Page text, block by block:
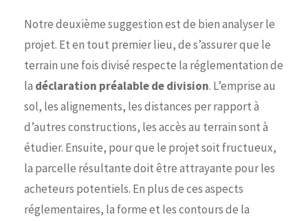
Notre deuxième suggestion est de bien analyser le
projet. Et en tout premier lieu, de s’assurer que le
terrain une fois divisé respecte la réglementation de
la déclaration préalable de division. L’emprise au
sol, les alignements, les distances per rapport à
d’autres constructions, les accès au terrain sont à
étudier. Ensuite, pour que le projet soit fructueux,
la parcelle résultante doit être attrayante pour les
acheteurs potentiels. En plus de ces aspects
réglementaires, la forme et les contours de la